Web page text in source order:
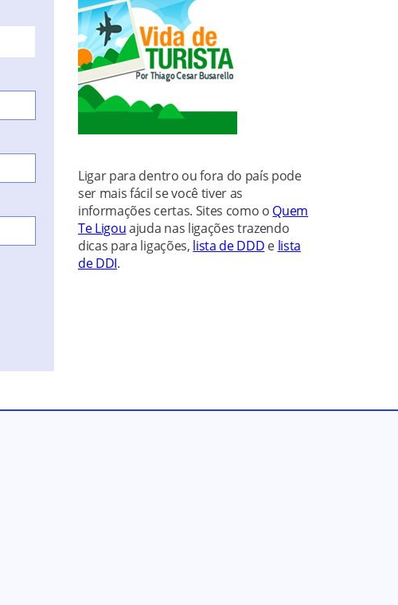
Ligar para dentro ou fora do país pode
ser mais fácil se você tiver as
informações certas. Sites como o Quem
Te Ligouajuda nas ligações trazendo
dicas para ligações, lista de DDD e lista
de DDI.